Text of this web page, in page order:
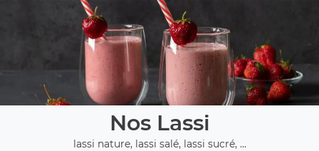
Nos Lassi
lassi nature, lassi salé, lassi sucré, ...